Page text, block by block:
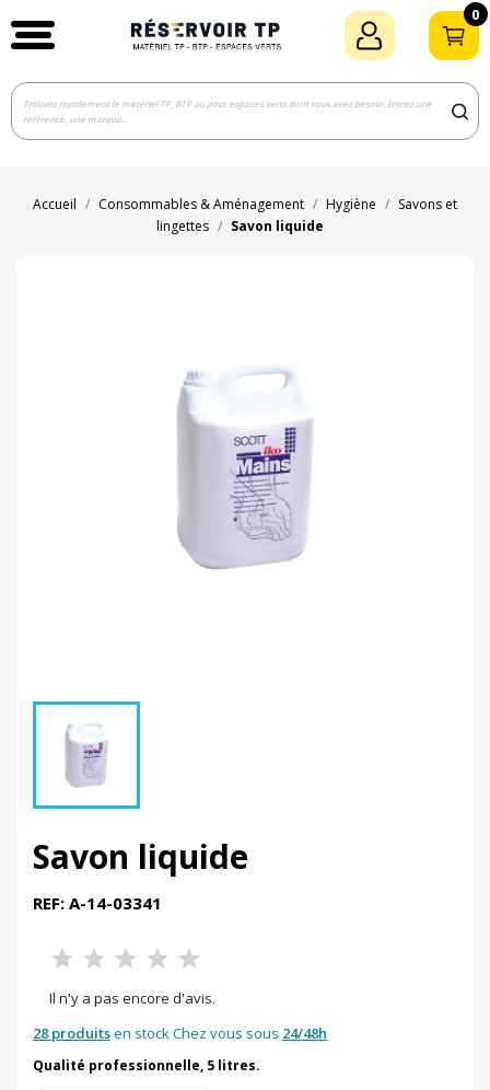
0
Accueil Consommables & Aménagement Hygiène
Savons et
lingettes
Savon liquide
Savon liquide
REF: A-14-03341
Il n'y a pas encore d'avis.
28 produitsen stock Chez vous sous 24/48h
Qualité professionnelle, 5 litres.